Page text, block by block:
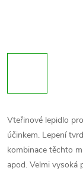
Vteřinové lepidlo
účinkem. Lepení
kombinace těchto
apod. Velmi vysoká